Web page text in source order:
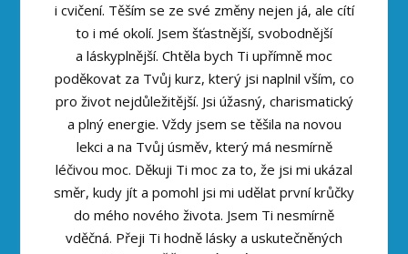
i cvičení. Těším se ze své změny nejen já, ale cítí
to i mé okolí. Jsem šťastnější, svobodnější
a láskyplnější. Chtěla bych Ti upřímně moc
poděkovat za Tvůj kurz, který jsi naplnil vším, co
pro život nejdůležitější. Jsi úžasný, charismatický
a plný energie. Vždy jsem se těšila na novou
lekci a na Tvůj úsměv, který má nesmírně
léčivou moc. Děkuji Ti moc za to, že jsi mi ukázal
směr, kudy jít a pomohl jsi mi udělat první krůčky
do mého nového života. Jsem Ti nesmírně
vděčná. Přeji Ti hodně lásky a uskutečněných